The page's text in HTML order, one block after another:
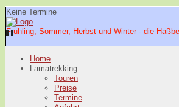
Keine Termine
Frühling, Sommer, Herbst und Winter - die
Home
Lamatrekking
Touren
Preise
Termine